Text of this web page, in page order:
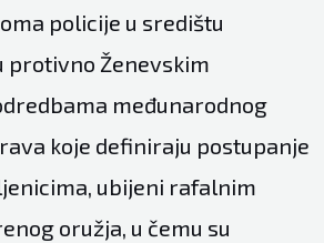
policije u središtu
protivno Ženevskim
međunarodnog
koje definiraju postupanje
ubijeni rafalnim
oružja, u čemu su